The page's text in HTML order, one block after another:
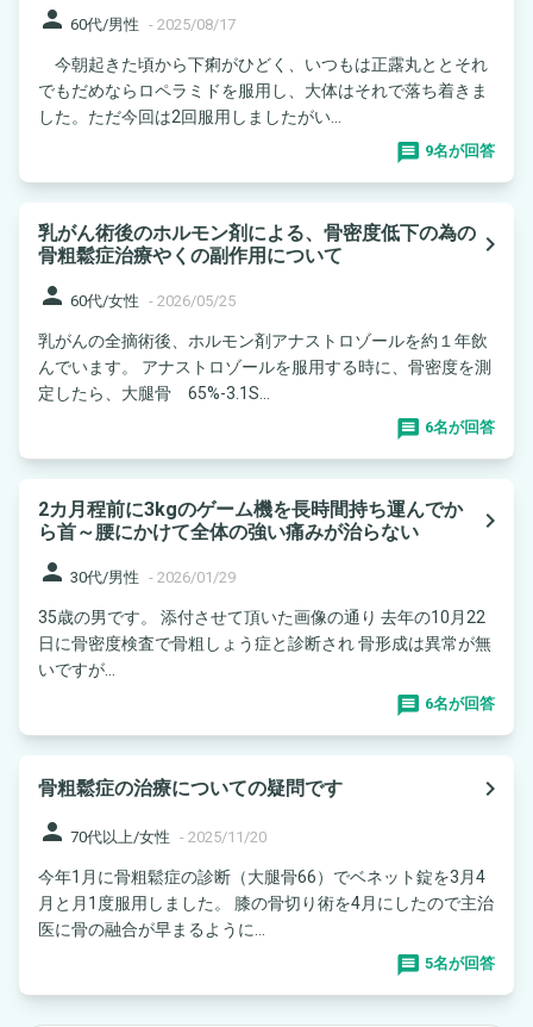
person 60代/男性 - 2025/08/17
今朝起きた頃から下痢がひどく、いつもは正露丸ととそれ
でもだめならロペラミドを服用し、大体はそれで落ち着きま
した。ただ今回は2回服用しましたがい...
9名が回答
乳がん術後のホルモン剤による、骨密度低下の為の
骨粗鬆症治療やくの副作用について
navigate_next
person 60代/女性 - 2026/05/25
乳がんの全摘術後、ホルモン剤アナストロゾールを約１年飲
んでいます。 アナストロゾールを服用する時に、骨密度を測
定したら、大腿骨 65%-3.1S...
6名が回答
2カ月程前に3kgのゲーム機を長時間持ち運んでか
ら首～腰にかけて全体の強い痛みが治らない
navigate_next
person 30代/男性 - 2026/01/29
35歳の男です。 添付させて頂いた画像の通り 去年の10月22
日に骨密度検査で骨粗しょう症と診断され 骨形成は異常が無
いですが...
6名が回答
骨粗鬆症の治療についての疑問です
navigate_next
person 70代以上/女性 - 2025/11/20
今年1月に骨粗鬆症の診断（大腿骨66）でベネット錠を3月4
月と月1度服用しました。 膝の骨切り術を4月にしたので主治
医に骨の融合が早まるように...
5名が回答